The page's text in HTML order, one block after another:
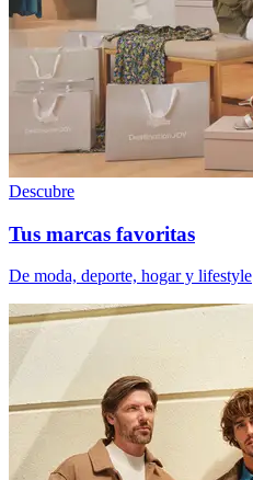
Descubre
Tus marcas favoritas
De moda, deporte, hogar y lifestyle